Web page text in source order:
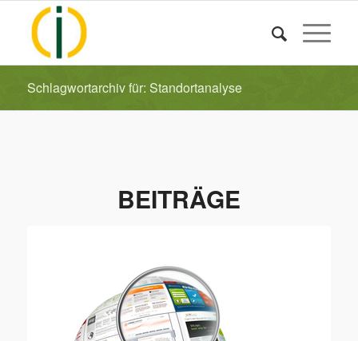
Schlagwortarchiv für: Standortanalyse
BEITRÄGE